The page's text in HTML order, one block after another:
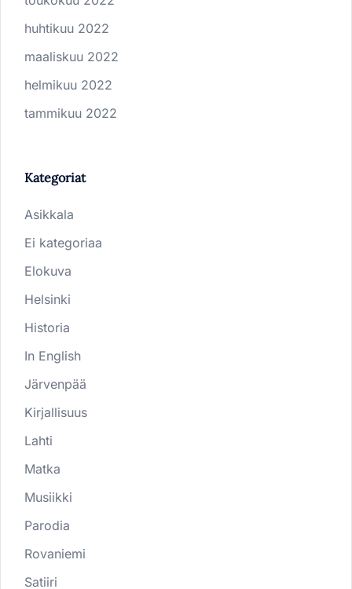
huhtikuu 2022
maaliskuu 2022
helmikuu 2022
tammikuu 2022
Kategoriat
Asikkala
Ei kategoriaa
Elokuva
Helsinki
Historia
In English
Järvenpää
Kirjallisuus
Lahti
Matka
Musiikki
Parodia
Rovaniemi
Satiiri